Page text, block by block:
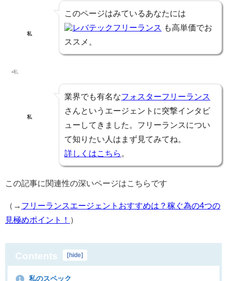
私
このページはみているあなたには
レバテックフリーランス
も高単価でお
ススメ。
私
業界でも有名なフォスターフリーランス
さんというエージェントに突撃インタビ
ューしてきました。フリーランスについ
て知りたい人はまず見てみてね。
詳しくはこちら
この記事に関連性の深いページはこちらです
（→ フリーランスエージェントおすすめは？稼ぐ為の4つの
見極めポイント！ ）
Contents [hide]
1 私のスペック